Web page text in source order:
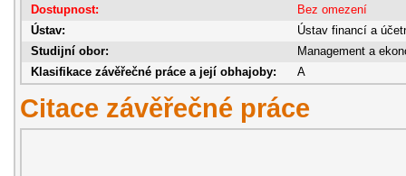
Dostupnost:
Bez omezení
Ústav:
Ústav financí a
Studijní obor:
Management a
Klasifikace závěřečné práce a její obhajoby:
A
Citace závěřečné práce